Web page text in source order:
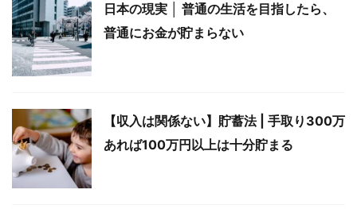
日本の現実 │ 普通の生活を目指したら、
普通にお金が貯まらない
【収入は関係ない】貯蓄法 | 手取り300万
あれば100万円以上は十分貯まる